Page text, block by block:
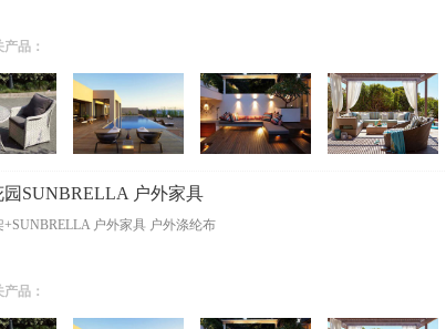
品：
园SUNBRELLA 户外家具
+SUNBRELLA 户外家具 户外涤纶布
品：